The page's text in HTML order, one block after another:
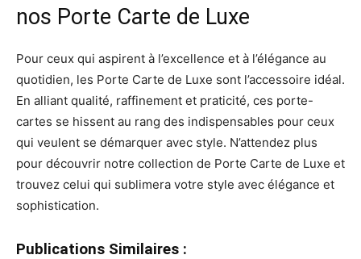
nos Porte Carte de Luxe
Pour ceux qui aspirent à l’excellence et à l’élégance au
quotidien, les Porte Carte de Luxe sont l’accessoire idéal.
En alliant qualité, raffinement et praticité, ces porte-
cartes se hissent au rang des indispensables pour ceux
qui veulent se démarquer avec style. N’attendez plus
pour découvrir notre collection de Porte Carte de Luxe et
trouvez celui qui sublimera votre style avec élégance et
sophistication.
Publications Similaires :